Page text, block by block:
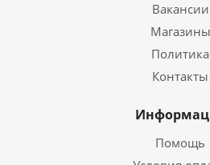
Вакансии
Магазины
Политика
Контакты
Помощь